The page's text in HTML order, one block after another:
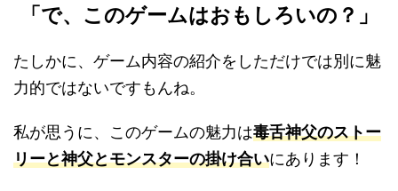
「で、このゲームはおもしろいの？」
たしかに、ゲーム内容の紹介をしただけでは別に魅
力的ではないですもんね。
私が思うに、このゲームの魅力は毒舌神父のストー
リーと神父とモンスターの掛け合いにあります！